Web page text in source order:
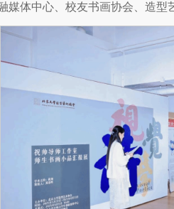
媒体中心、校友书画协会、造型